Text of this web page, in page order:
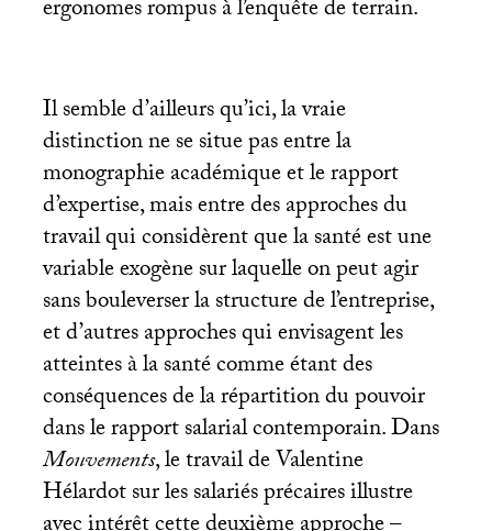
ergonomes rompus à l’enquête de terrain.
Il semble d’ailleurs qu’ici, la vraie
distinction ne se situe pas entre la
monographie académique et le rapport
d’expertise, mais entre des approches du
travail qui considèrent que la santé est une
variable exogène sur laquelle on peut agir
sans bouleverser la structure de l’entreprise,
et d’autres approches qui envisagent les
atteintes à la santé comme étant des
conséquences de la répartition du pouvoir
dans le rapport salarial contemporain. Dans
Mouvements, le travail de Valentine
Hélardot sur les salariés précaires illustre